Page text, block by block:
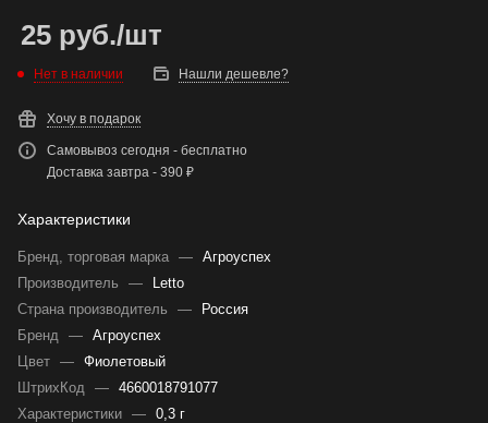
25 руб./шт
Нет в наличии Нашли дешевле?
Хочу в подарок
Самовывоз сегодня - бесплатно
Доставка завтра - 390 ₽
Характеристики
Бренд, торговая марка — Агроуспех
Производитель
—
Letto
Страна производитель
—
Россия
Бренд — Агроуспех
Цвет — Фиолетовый
ШтрихКод — 4660018791077
Характеристики — 0,3 г